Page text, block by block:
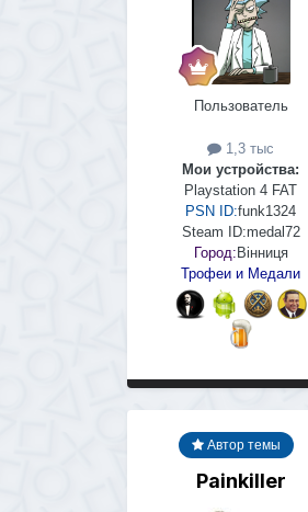
Пользователь
1,3 тыс
Мои устройства:
Playstation 4 FAT
PSN ID:funk1324
Steam ID:medal72
Город: Вінниця
Трофеи и Медали
Автор темы
Painkiller